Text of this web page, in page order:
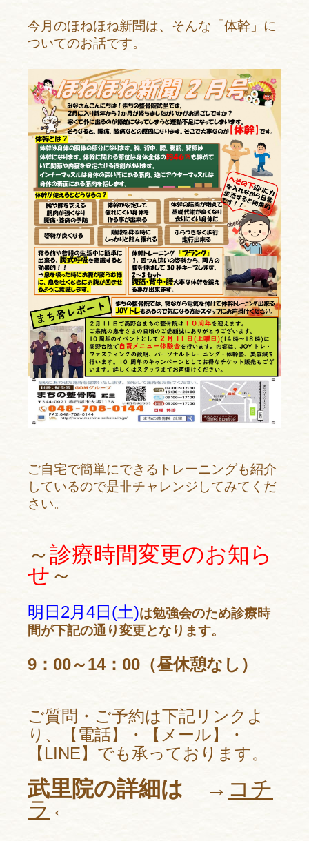
今月のほねほね新聞は、そんな「体幹」に
ついてのお話です。
ご自宅で簡単にできるトレーニングも紹介
しているので是非チャレンジしてみてくだ
さい。
～診療時間変更のお知ら
せ ～
明日2月4日(土)は勉強会のため診療時
間が下記の通り変更となります。
9：00～14：00（昼休憩なし）
ご質問・ご予約は下記リンクよ
り、【電話】・【メール】・
【LINE】でも承っております。
武里院の詳細は → コチ
ラ ←